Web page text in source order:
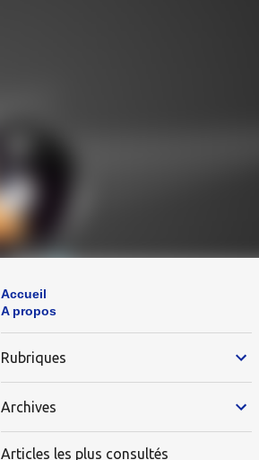
Accueil
A propos
Rubriques
Archives
Articles les plus consultés